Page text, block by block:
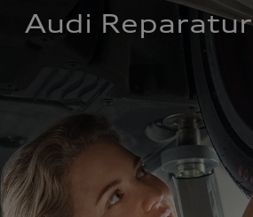
Audi Reparatur